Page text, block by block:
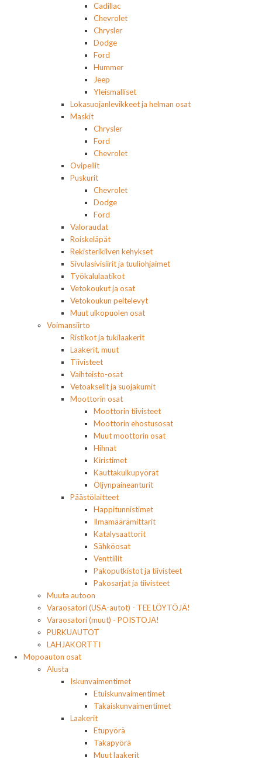
Cadillac
Chevrolet
Chrysler
Dodge
Ford
Hummer
Jeep
Yleismalliset
Lokasuojanlevikkeet ja helman osat
Maskit
Chrysler
Ford
Chevrolet
Ovipeilit
Puskurit
Chevrolet
Dodge
Ford
Valoraudat
Roiskeläpät
Rekisterikilven kehykset
Sivulasivisiirit ja tuuliohjaimet
Työkalulaatikot
Vetokoukut ja osat
Vetokoukun peitelevyt
Muut ulkopuolen osat
Voimansiirto
Ristikot ja tukilaakerit
Laakerit, muut
Tiivisteet
Vaihteisto-osat
Vetoakselit ja suojakumit
Moottorin osat
Moottorin tiivisteet
Moottorin ehostusosat
Muut moottorin osat
Hihnat
Kiristimet
Kauttakulkupyörät
Öljynpaineanturit
Päästölaitteet
Happitunnistimet
Ilmamäärämittarit
Katalysaattorit
Sähköosat
Venttiilit
Pakoputkistot ja tiivisteet
Pakosarjat ja tiivisteet
Muuta autoon
Varaosatori (USA-autot) - TEE LÖYTÖJÄ!
Varaosatori (muut) - POISTOJA!
PURKUAUTOT
LAHJAKORTTI
Mopoauton osat
Alusta
Iskunvaimentimet
Etuiskunvaimentimet
Takaiskunvaimentimet
Laakerit
Etupyörä
Takapyörä
Muut laakerit